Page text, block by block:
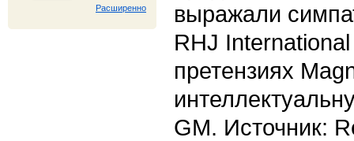
Расширенно
выражали
RHJ
претензиях
GM. Источник: